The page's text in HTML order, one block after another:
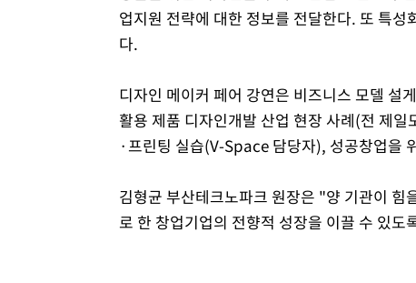
업지원 전략에 대한 정보를 전달한다. 또 특
다.
디자인 메이커 페어 강연은 비즈니스 모델 설
활용 제품 디자인개발 산업 현장 사례(전 제
·프린팅 실습(V-Space 담당자), 성공창업을
김형균 부산테크노파크 원장은 "양 기관이
로 한 창업기업의 전향적 성장을 이끌 수 있도